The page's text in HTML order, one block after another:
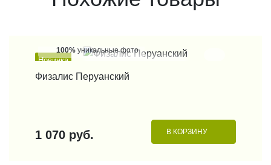
Новинка
100% уникальные фото
Физалис Перуанский
1 070 руб. В КОРЗИНУ